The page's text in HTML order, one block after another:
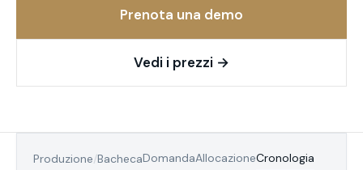
Prenota una demo
Vedi i prezzi →
Produzione/BachecaDomandaAllocazioneCronologia